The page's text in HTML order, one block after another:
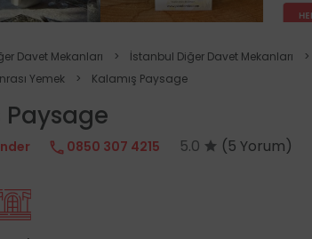
Davet Mekanları > İstanbul Diğer Davet Mekanları >
Yemek
> Kalamış Paysage
Paysage
0850 307 4215 5.0 (5 Yorum)